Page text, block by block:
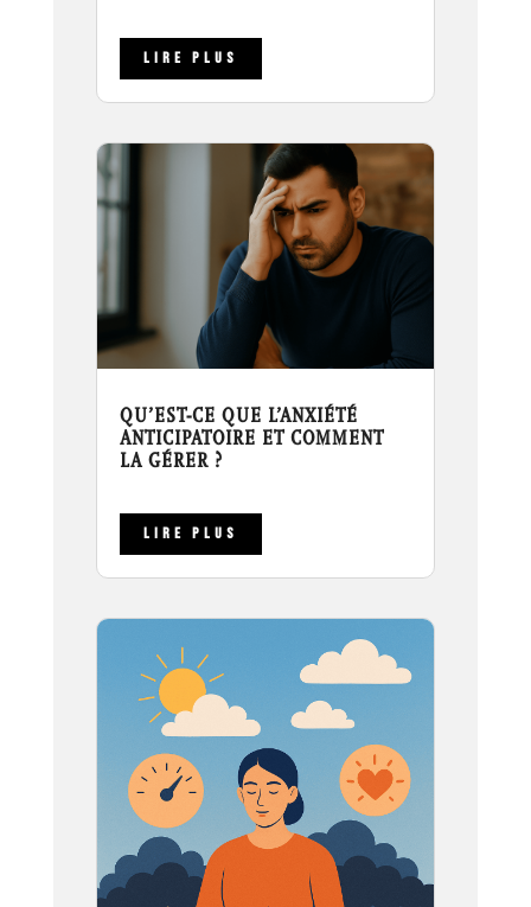
LIRE PLUS
QU’EST-CE QUE L’ANXIÉTÉ
ANTICIPATOIRE ET COMMENT
LA GÉRER ?
LIRE PLUS